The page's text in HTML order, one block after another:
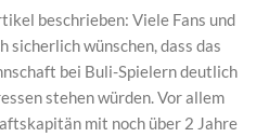
beschrieben: Viele Fans und
wünschen, dass das
bei Buli-Spielern deutlich
stehen würden. Vor allem
mit noch über 2 Jahre